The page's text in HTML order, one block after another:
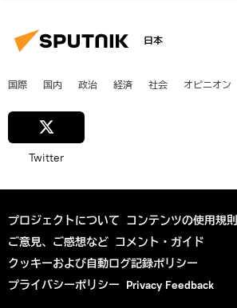
日本
国際 国内 政治 経済 社会 オピニオン
Twitter
プロジェクトについて コンテンツの使用規則
ご意見、ご感想など コメント・ガイド
クッキーおよび自動ログ記録ポリシー
プライバシーポリシー Privacy Feedback